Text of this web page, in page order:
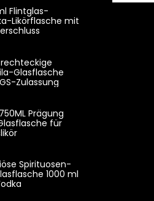
Flintglas-
Likörflasche mit
Glasflasche
Zulassung
Prägung
für
Spirituosen-
1000 ml